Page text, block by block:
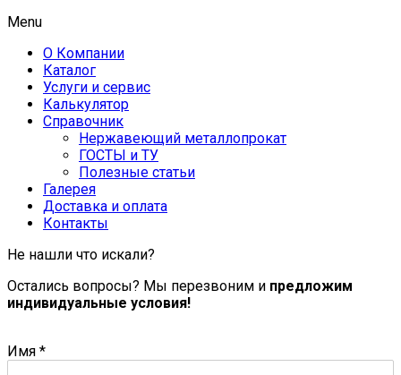
Menu
О Компании
Каталог
Услуги и сервис
Калькулятор
Справочник
Нержавеющий металлопрокат
ГОСТЫ и ТУ
Полезные статьи
Галерея
Доставка и оплата
Контакты
Не нашли что искали?
Остались вопросы? Мы перезвоним и предложим
индивидуальные условия!
Имя *